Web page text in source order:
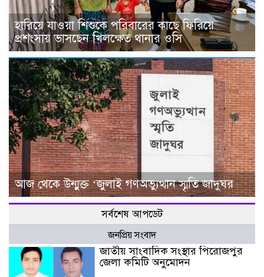
হারিয়ে যাওয়া শিশুকে পরিবারের কাছে ফিরিয়ে
প্রশংসায় ভাসছেন খিলক্ষেত থানার ওসি
আজ থেকে উন্মুক্ত ‘জুলাই গণঅভ্যুত্থান স্মৃতি জাদুঘর
সর্বশেষ আপডেট
জনপ্রিয় সংবাদ
জাতীয় সাংবাদিক সংস্থার পিরোজপুর
জেলা কমিটি অনুমোদন